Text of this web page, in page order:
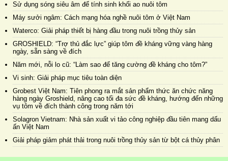
Sử dụng sóng siêu âm để tính sinh khối ao nuôi tôm
Máy sưởi ngâm: Cách mạng hóa nghề nuôi tôm ở Việt Nam
Waterco: Giải pháp thiết bị hàng đầu trong nuôi trồng thủy sản
GROSHIELD: “Trợ thủ đắc lực” giúp tôm đề kháng vững vàng hàng
ngày, sẵn sàng về đích
Năm mới, nỗi lo cũ: “Làm sao để tăng cường đề kháng cho tôm?”
Vi sinh: Giải pháp mục tiêu toàn diện
Grobest Việt Nam: Tiên phong ra mắt sản phẩm thức ăn chức năng
hàng ngày Groshield, nâng cao tối đa sức đề kháng, hướng đến những
vụ tôm về đích thành công trong năm tới
Solagron Vietnam: Nhà sản xuất vi tảo công nghiệp đầu tiên mang dấu
ấn Việt Nam
Giải pháp giảm phát thải trong nuôi trồng thủy sản từ bột cá thủy phân